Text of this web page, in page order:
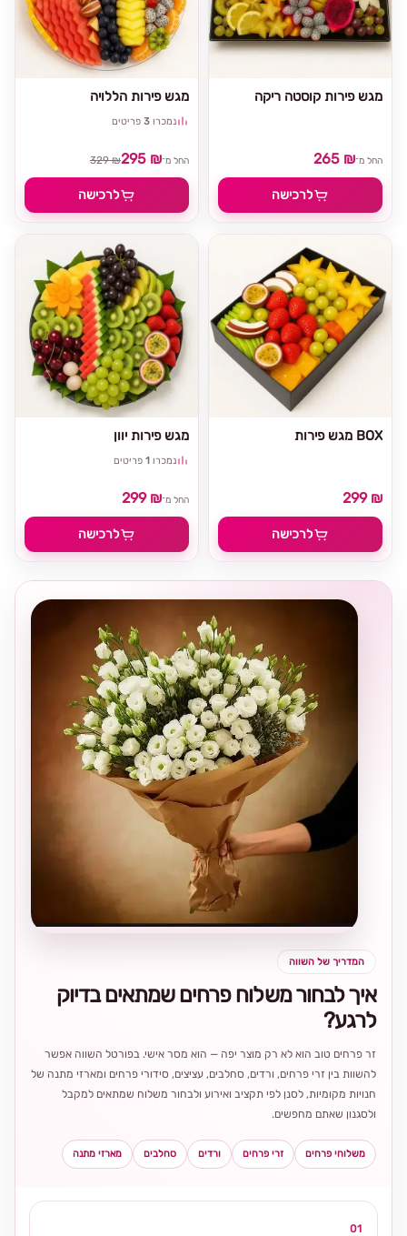
מגש פירות הללויה
נמכרו 3 פריטים
החל מ־295 ₪
329 ₪
לרכישה
מגש פירות קוסטה ריקה
החל מ־265 ₪
לרכישה
מגש פירות יוון
נמכרו 1 פריטים
החל מ־299 ₪
לרכישה
מגש פירות BOX
299 ₪
לרכישה
המדריך של השווה
איך לבחור משלוח פרחים שמתאים בדיוק
לרגע?
זר פרחים טוב הוא לא רק מוצר יפה — הוא מסר אישי. בפורטל השווה אפשר
להשוות בין זרי פרחים, ורדים, סחלבים, עציצים, סידורי פרחים ומארזי מתנה של
חנויות מקומיות, לסנן לפי תקציב ואירוע ולבחור משלוח שמתאים למקבל
ולסגנון שאתם מחפשים.
משלוחי פרחים זרי פרחים ורדים סחלבים מארזי מתנה
01